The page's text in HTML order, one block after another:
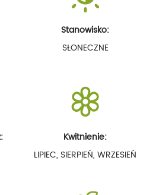
Stanowisko:
SŁONECZNE
Kwitnienie:
LIPIEC, SIERPIEŃ, WRZESIEŃ